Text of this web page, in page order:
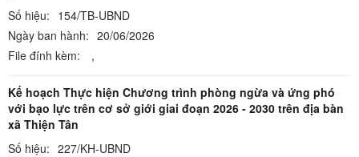
Số hiệu: 154/TB-UBND
Ngày ban hành: 20/06/2026
File đính kèm:
,
Kế hoạch Thực hiện Chương trình phòng ngừa và ứng phó
với bạo lực trên cơ sở giới giai đoạn 2026 - 2030 trên địa bàn
xã Thiện Tân
Số hiệu: 227/KH-UBND